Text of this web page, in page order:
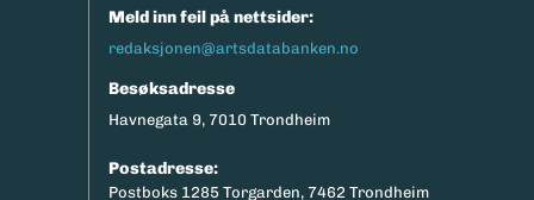
Meld inn feil på nettsider:
redaksjonen@artsdatabanken.no
Besøksadresse
Havnegata 9, 7010 Trondheim
Postadresse:
Postboks 1285 Torgarden, 7462 Trondheim